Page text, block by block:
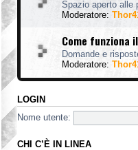
Spazio aperto alle
Moderatore:
Come funziona
Domande e
Moderatore:
LOGIN
Nome utente:
CHI C’È IN LINEA